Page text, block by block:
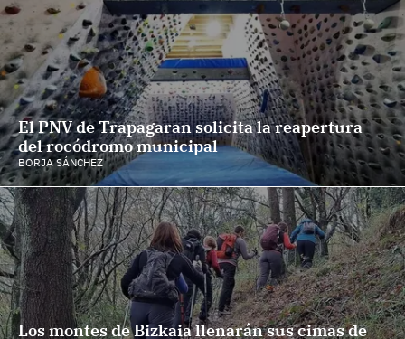
El PNV de Trapagaran solicita la reapertura
del rocódromo municipal
BORJA SÁNCHEZ
Los montes de Bizkaia llenarán sus cimas de